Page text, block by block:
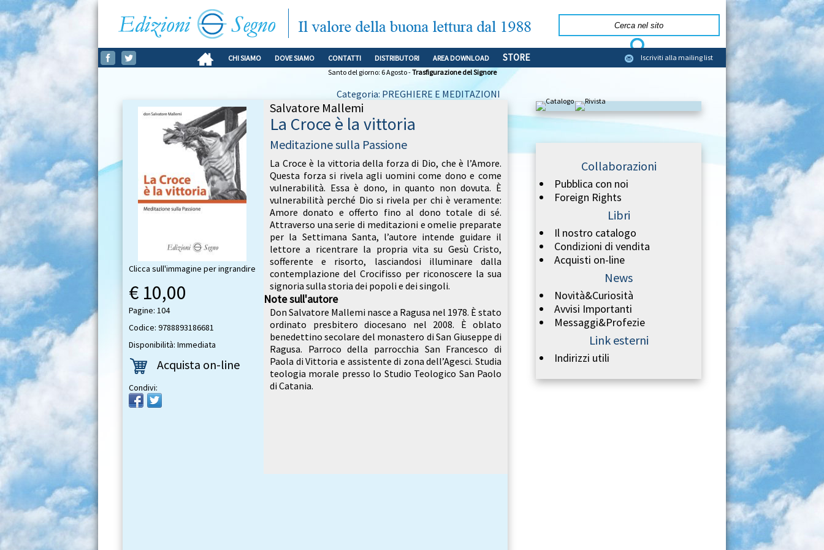
CHI SIAMO DOVE SIAMO CONTATTI DISTRIBUTORI AREA DOWNLOAD STORE
Iscriviti alla mailing list
Santo del giorno: 6 Agosto -Trasfigurazione del Signore
Categoria: PREGHIERE E MEDITAZIONI
Salvatore Mallemi
La Croce è la vittoria
Meditazione sulla Passione
La Croce è la vittoria della forza di Dio, che è l’Amore.
Questa forza si rivela agli uomini come dono e come
vulnerabilità. Essa è dono, in quanto non dovuta. È
vulnerabilità perché Dio si rivela per chi è veramente:
Amore donato e offerto fino al dono totale di sé.
Attraverso una serie di meditazioni e omelie preparate
per la Settimana Santa, l’autore intende guidare il
lettore a ricentrare la propria vita su Gesù Cristo,
sofferente e risorto, lasciandosi illuminare dalla
contemplazione del Crocifisso per riconoscere la sua
signoria sulla storia dei popoli e dei singoli.
Note sull'autore
Don Salvatore Mallemi nasce a Ragusa nel 1978. È stato
ordinato presbitero diocesano nel 2008. È oblato
benedettino secolare del monastero di San Giuseppe di
Ragusa. Parroco della parrocchia San Francesco di
Paola di Vittoria e assistente di zona dell’Agesci. Studia
teologia morale presso lo Studio Teologico San Paolo
di Catania.
Clicca sull'immagine per ingrandire
€ 10,00
Pagine: 104
Codice: 9788893186681
Disponibilità: Immediata
Acquista on-line
Condivi:
Collaborazioni
Pubblica con noi
Foreign Rights
Libri
Il nostro catalogo
Condizioni di vendita
Acquisti on-line
News
Novità&Curiosità
Avvisi Importanti
Messaggi&Profezie
Link esterni
Indirizzi utili